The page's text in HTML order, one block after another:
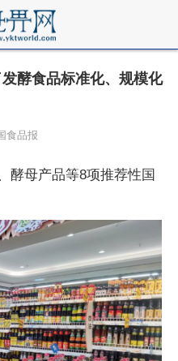
酵食品标准化、规模化
食品报
酵母产品等8项推荐性国